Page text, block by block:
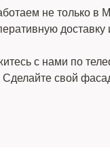
не только в
доставку
с нами по
Сделайте свой